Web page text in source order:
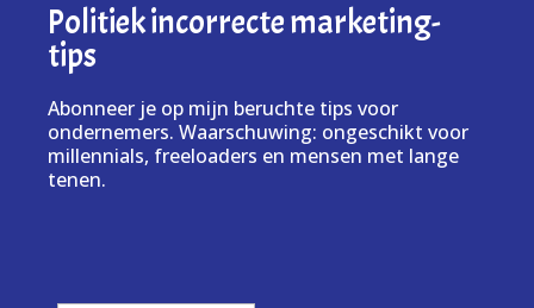
Politiek incorrecte marketing-
tips
Abonneer je op mijn beruchte tips voor
ondernemers. Waarschuwing: ongeschikt voor
millennials, freeloaders en mensen met lange
tenen.